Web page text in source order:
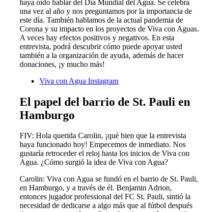
haya oído hablar del Día Mundial del Agua. Se celebra
una vez al año y nos preguntamos por la importancia de
este día. También hablamos de la actual pandemia de
Corona y su impacto en los proyectos de Viva con Aguas.
A veces hay efectos positivos y negativos. En esta
entrevista, podrá descubrir cómo puede apoyar usted
también a la organización de ayuda, además de hacer
donaciones, ¡y mucho más!
Viva con Agua Instagram
El papel del barrio de St. Pauli en
Hamburgo
FIV: Hola querida Carolin, ¡qué bien que la entrevista
haya funcionado hoy! Empecemos de inmediato. Nos
gustaría retroceder el reloj hasta los inicios de Viva con
Agua. ¿Cómo surgió la idea de Viva con Agua?
Carolin: Viva con Agua se fundó en el barrio de St. Pauli,
en Hamburgo, y a través de él. Benjamin Adrion,
entonces jugador professional del FC St. Pauli, sintió la
necesidad de dedicarse a algo más que al fútbol después